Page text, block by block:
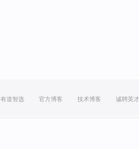
有道智选 官方博客 技术博客 诚聘英才